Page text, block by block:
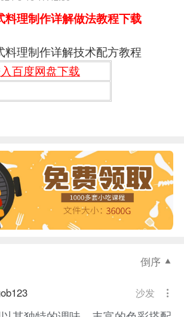
料理制作详解做法教程下载
料理制作详解技术配方教程
百度网盘下载
倒序
沙发